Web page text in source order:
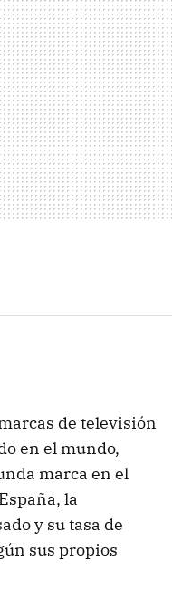
de televisión
en el mundo,
marca en el
la
y su tasa de
sus propios